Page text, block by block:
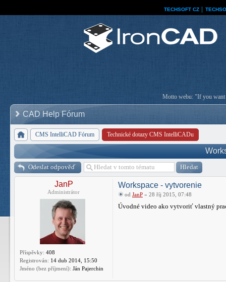
TECHSOFT CZ
Motto webu: "If you want
CAD Help Fórum
CMS IntelliCAD Fórum Technické dotazy CMS IntelliCADu
Odeslat odpověď
JanP
Administrátor
Příspěvky: 408
Registrován: 14 dub 2014, 15:50
Jméno (bez příjmení): Ján Pajerchin
Workspace - vytvorenie
od JanP » 28 říj 2015, 07:48
Úvodné video ako vytvoriť vlastný